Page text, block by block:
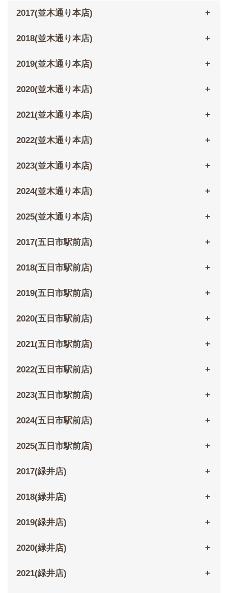
2017(並木通り本店)
2018(並木通り本店)
2019(並木通り本店)
2020(並木通り本店)
2021(並木通り本店)
2022(並木通り本店)
2023(並木通り本店)
2024(並木通り本店)
2025(並木通り本店)
2017(五日市駅前店)
2018(五日市駅前店)
2019(五日市駅前店)
2020(五日市駅前店)
2021(五日市駅前店)
2022(五日市駅前店)
2023(五日市駅前店)
2024(五日市駅前店)
2025(五日市駅前店)
2017(緑井店)
2018(緑井店)
2019(緑井店)
2020(緑井店)
2021(緑井店)